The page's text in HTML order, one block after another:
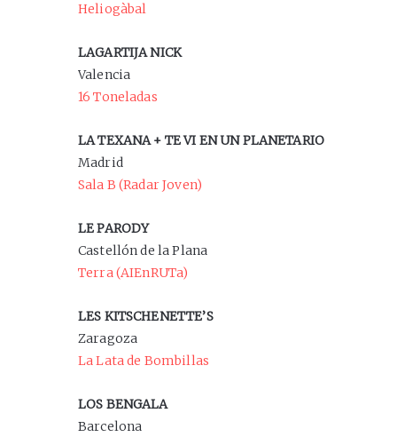
Heliogàbal
LAGARTIJA NICK
Valencia
16 Toneladas
LA TEXANA + TE VI EN UN PLANETARIO
Madrid
Sala B (Radar Joven)
LE PARODY
Castellón de la Plana
Terra (AIEnRUTa)
LES KITSCHENETTE’S
Zaragoza
La Lata de Bombillas
LOS BENGALA
Barcelona